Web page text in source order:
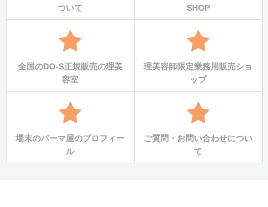
ついて
SHOP
全国のDO-S正規販売の理美
容室
理美容師限定業務用販売ショ
ップ
場末のパーマ屋のプロフィー
ル
ご質問・お問い合わせについ
て